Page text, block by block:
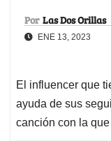
Por Las Dos Orillas
ENE 13, 2023
El influencer que
ayuda de sus
canción con la